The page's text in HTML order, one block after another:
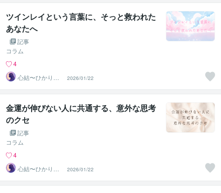
ツインレイという言葉に、そっと救われた
あなたへ
記事
コラム
4
心結〜ひかりの
声〜
2026/01/22
金運が伸びない人に共通する、意外な思考
のクセ
記事
コラム
4
心結〜ひかりの
声〜
2026/01/22